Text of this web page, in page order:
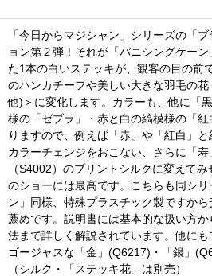
「今日からマジシャン」シリーズの「
ョン第２弾！それが「バニシングケー
た1本の白いステッキが、観客の目の前
のハンカチーフや美しい大きな羽毛の
他)＞に変化します。カラーも、他に「
様の「ゼブラ」・赤と白の縞模様の「
りますので、例えば「赤」や「紅白」
カラーチェンジをおこない、さらに「寿
（S4002）のプリントシルクに変えて
のショーには最高です。こちらも同シ
ン」同様、特殊プラスチック製ですか
薦めです。説明書には基本的な扱い方
法まで詳しく解説されています。他に
ゴージャスな「金」(Q6217)・「銀」
（シルク・「ステッキ花」は別売）